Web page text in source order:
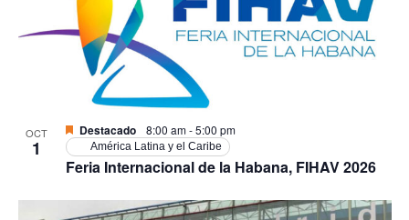
OCT
1
Feria Internacional de la Habana, FIHAV 2026
Destacado 8:00 am-5:00 pm
América Latina y el Caribe